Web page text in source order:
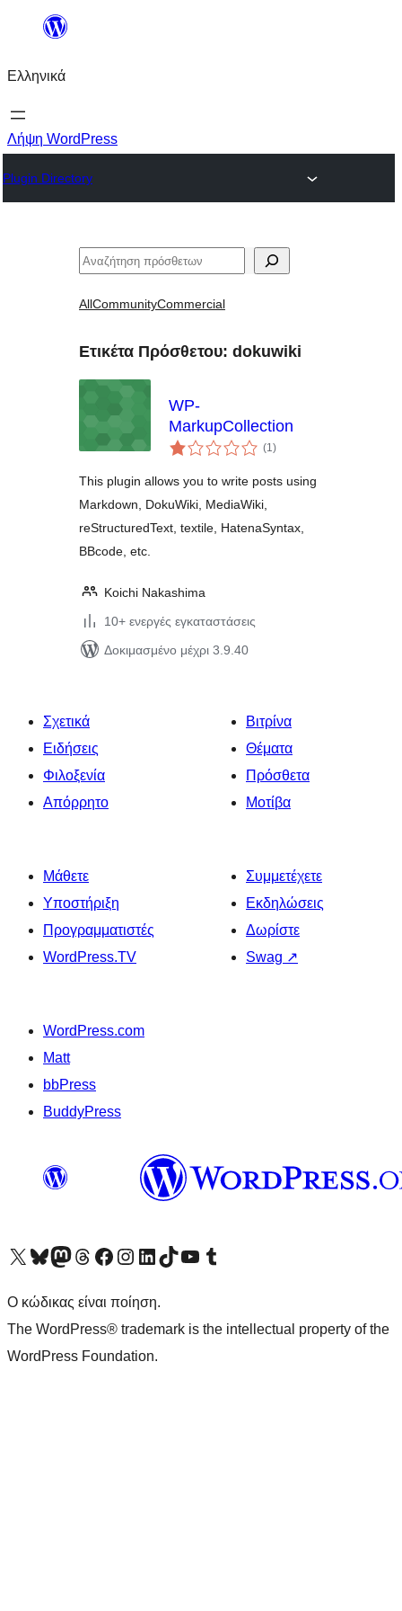
Μετάβαση
περιεχόμενο
Ελληνικά
Λήψη WordPress
Plugin Directory
Αναζήτηση
AllCommunityCommercial
Ετικέτα Πρόσθετου: dokuwiki
WP-
MarkupCollection
(1αξιολογήσεις
σύνολο
)
This plugin allows you to write posts using
Markdown, DokuWiki, MediaWiki,
reStructuredText, textile, HatenaSyntax,
BBcode, etc.
Koichi Nakashima
10+ ενεργές εγκαταστάσεις
Δοκιμασμένο μέχρι 3.9.40
Σχετικά
Ειδήσεις
Φιλοξενία
Απόρρητο
Βιτρίνα
Θέματα
Πρόσθετα
Μοτίβα
Μάθετε
Υποστήριξη
Προγραμματιστές
WordPress.TV
Συμμετέχετε
Εκδηλώσεις
Δωρίστε
Swag ↗
WordPress.com
Matt
bbPress
BuddyPress
Visit our X (formerly Twitter) account
Visit our Bluesky account
Επισκεφθείτε τον λογαριασμό μας στο Mastodon
Visit our Threads account
Επισκεφτείτε τη σελίδα μας στο Facebook
Επισκεφθείτε τον λογαριασμό μας Instagram
Επισκεφθείτε τον λογαριασμό μας LinkedIn
Visit our TikTok account
Visit our YouTube channel
Visit our Tumblr account
Ο κώδικας είναι ποίηση.
The WordPress® trademark is the intellectual property of the
WordPress Foundation.